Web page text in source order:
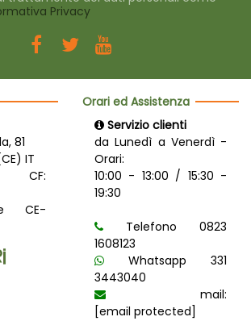
Privacy
81
IT
CE-
Orari ed Assistenza
Servizio clienti
da Lunedì a Venerdì -
Orari:
10:00 - 13:00 / 15:30 -
19:30
Telefono 0823
1608123
Whatsapp 331
3443040
mail:
[email protected]